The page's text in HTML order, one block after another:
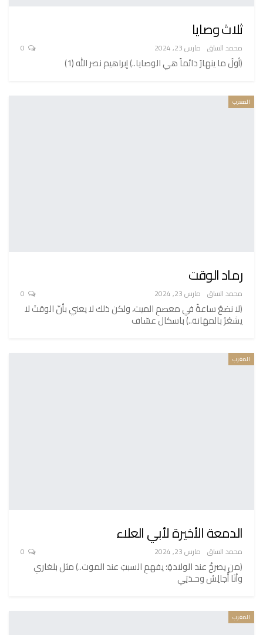
ثلاث وصايا
محمد الساق مارس 23, 2024
(أولُ ما ينهارُ دائماً هي الوصايا..) إبراهيم نصر الله (1)
المغرب
رماد الوقت
محمد الساق مارس 23, 2024
(لا نضعُ ساعةً في معصمِ الميت، ولكن ذلك لا يعني بأنّ الوقتَ لا
يشعُرُ بالمهَانة..) باسكال عسّاف
المغرب
الدمعة الأخيرة لأبي العلاء
محمد الساق مارس 23, 2024
(من يصرخْ عند الولادةِ؛ يفهمِ السببَ عند الموت..) مثل بلغاري
وأنَا أُجالِسُ وحـدَتِي
المغرب